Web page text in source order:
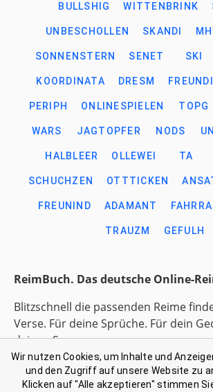
BULLSHIG WITTENBRINK
UNBESCHOLLEN SKANDI
SONNENSTERN SENET SKI
KOORDINATA DRESM
PERIPH ONLINESPIELEN TOPG
WARS JAGTOPFER NODS
HALBLEER OLLEWEI TA
SCHUCHZEN OTTTICKEN
FREUNIND ADAMANT
TRAUZM GEFULH
ReimBuch. Das deutsche Online-
Blitzschnell die passenden Reime
Verse. Für deine Sprüche. Für dein
deinen Song.
Link-Liste gesammelter
Wir nutzen Cookies, um Inhalte und
und den Zugriff auf unsere Website zu
Klicken auf "Alle akzeptieren" stimmen